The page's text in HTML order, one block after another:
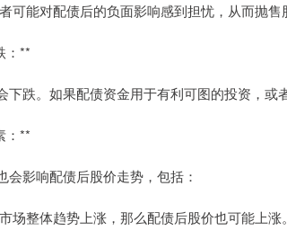
可能对配债后的负面影响感到担忧，从而抛售
：**
跌。如果配债资金用于有利可图的投资，或
：**
影响配债后股价走势，包括：
场整体趋势上涨，那么配债后股价也可能上涨。